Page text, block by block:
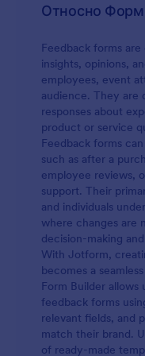
автоматично до
да използвате
форми, за да
полета,
съответстват на
събирате отзиви
съхранение, ние
интеграции на
Таблици, Google
дори да
с правила за
отговори до
вашите бизнес
ниво, с нашата
връзка за
Относно
Feedback forms
insights, opinions,
employees, event
audience. They are
responses about
product or service
Feedback forms
such as after a
employee reviews,
support. Their
and individuals
where changes are
decision-making
With Jotform,
becomes a
Form Builder allows
feedback forms
relevant fields, and
match their brand.
of ready-made